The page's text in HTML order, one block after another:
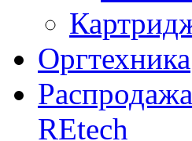
Оргтехника
REtech